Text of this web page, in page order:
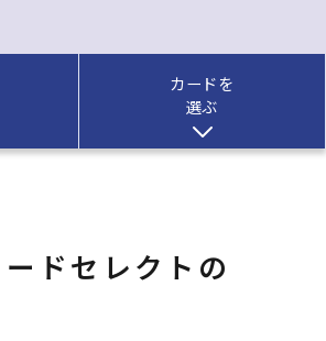
カードを
選ぶ
ドセレクトの